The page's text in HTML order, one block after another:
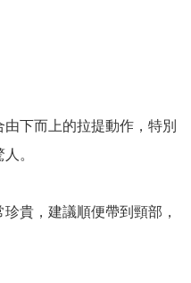
下而上的拉提動作，特別
。
貴，建議順便帶到頸部，